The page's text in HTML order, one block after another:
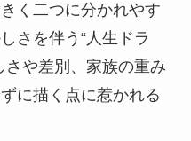
く二つに分かれやす
さを伴う“人生ドラ
さや差別、家族の重み
に描く点に惹かれる